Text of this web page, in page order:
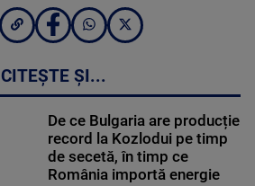
CITEȘTE ȘI...
De ce Bulgaria are producție
record la Kozlodui pe timp
de secetă, în timp ce
România importă energie